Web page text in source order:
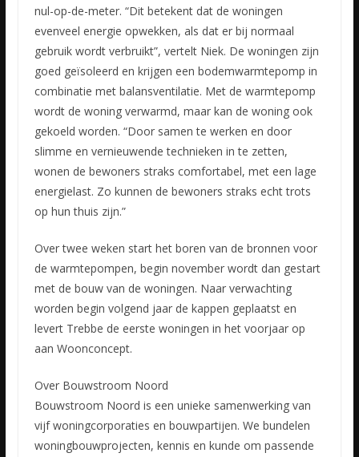
nul-op-de-meter. “Dit betekent dat de woningen
evenveel energie opwekken, als dat er bij normaal
gebruik wordt verbruikt”, vertelt Niek. De woningen zijn
goed geïsoleerd en krijgen een bodemwarmtepomp in
combinatie met balansventilatie. Met de warmtepomp
wordt de woning verwarmd, maar kan de woning ook
gekoeld worden. “Door samen te werken en door
slimme en vernieuwende technieken in te zetten,
wonen de bewoners straks comfortabel, met een lage
energielast. Zo kunnen de bewoners straks echt trots
op hun thuis zijn.”
Over twee weken start het boren van de bronnen voor
de warmtepompen, begin november wordt dan gestart
met de bouw van de woningen. Naar verwachting
worden begin volgend jaar de kappen geplaatst en
levert Trebbe de eerste woningen in het voorjaar op
aan Woonconcept.
Over Bouwstroom Noord
Bouwstroom Noord is een unieke samenwerking van
vijf woningcorporaties en bouwpartijen. We bundelen
woningbouwprojecten, kennis en kunde om passende